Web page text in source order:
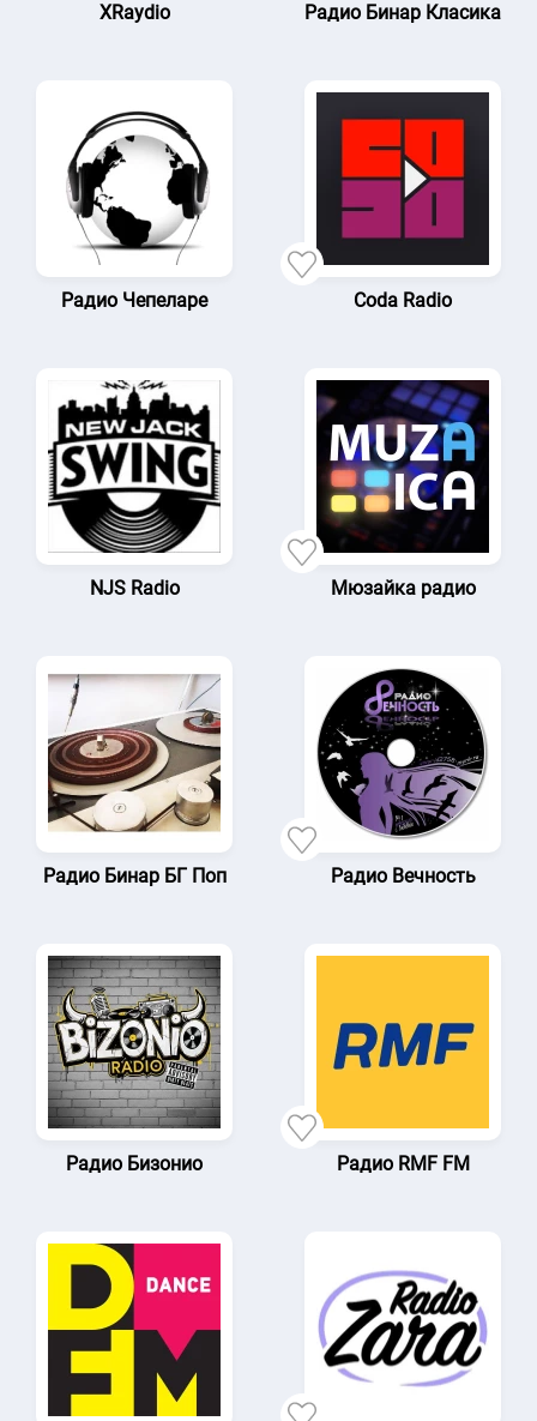
XRaydio Радио Бинар Класика
Радио Чепеларе Coda Radio
NJS Radio Мюзайка радио
Радио Бинар БГ Поп Радио Вечность
Радио Бизонио Радио RMF FM